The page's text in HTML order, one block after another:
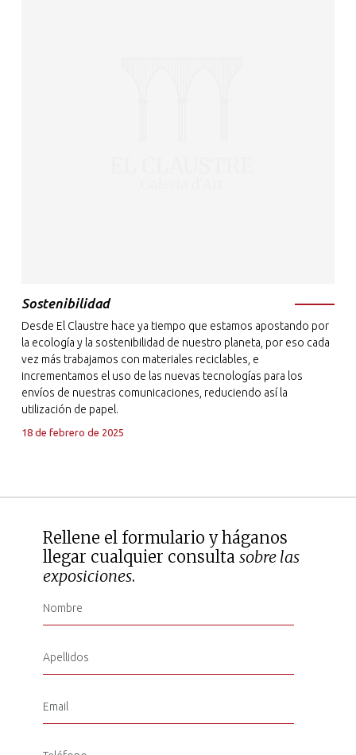
Sostenibilidad
Desde El Claustre hace ya tiempo que estamos apostando por
la ecología y la sostenibilidad de nuestro planeta, por eso cada
vez más trabajamos con materiales reciclables, e
incrementamos el uso de las nuevas tecnologías para los
envíos de nuestras comunicaciones, reduciendo así la
utilización de papel.
18 de febrero de 2025
Rellene el formulario y háganos
llegar cualquier consultasobre las
exposiciones.